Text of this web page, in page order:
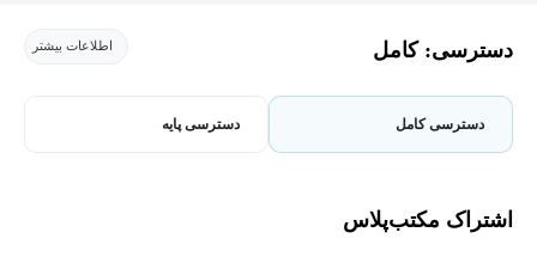
دسترسی: کامل اطلاعات بیشتر
دسترسی کامل دسترسی پایه
اشتراک مکتب‌پلاس